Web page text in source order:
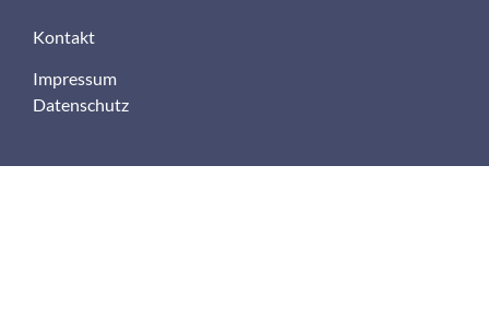
Kontakt
Impressum
Datenschutz